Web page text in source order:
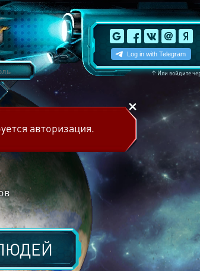
↑Или войдите
авторизация.